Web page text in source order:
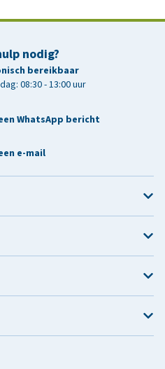
nodig?
bereikbaar
08:30 - 13:00 uur
WhatsApp bericht
e-mail